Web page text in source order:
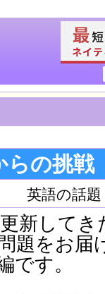
らの挑戦
英語の話題
新して
題をお届
です。